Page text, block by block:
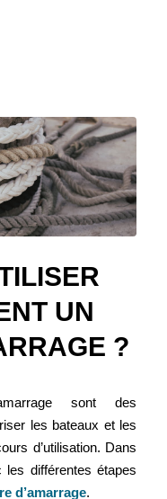
UN
?
sont des
les bateaux et les
d’utilisation. Dans
différentes étapes
d’amarrage.